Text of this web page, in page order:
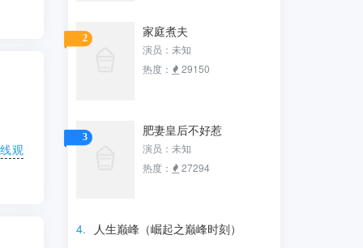
观
2 家庭煮夫
演员：未知
热度：
29150
3 肥妻皇后不好惹
演员：未知
热度：
27294
4.
人生巅峰（崛起之巅峰时刻）